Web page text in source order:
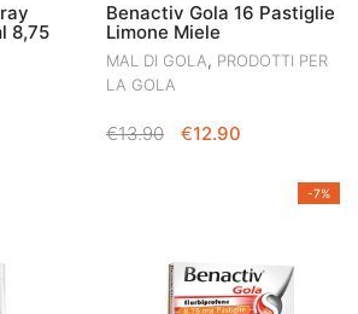
8,75
Benactiv Gola 16 Pastiglie
Limone Miele
MAL DI GOLA, PRODOTTI PER
LA GOLA
€13.90
IL
€12.90
ATTUALE-7%